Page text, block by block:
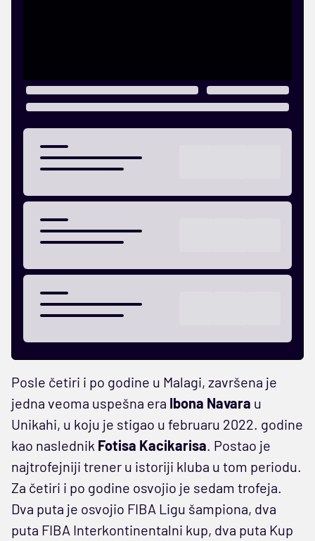
Posle četiri i po godine u Malagi, završena je
jedna veoma uspešna era Ibona Navara u
Unikahi, u koju je stigao u februaru 2022. godine
kao naslednik Fotisa Kacikarisa. Postao je
najtrofejniji trener u istoriji kluba u tom periodu.
Za četiri i po godine osvojio je sedam trofeja.
Dva puta je osvojio FIBA Ligu šampiona, dva
puta FIBA Interkontinentalni kup, dva puta Kup